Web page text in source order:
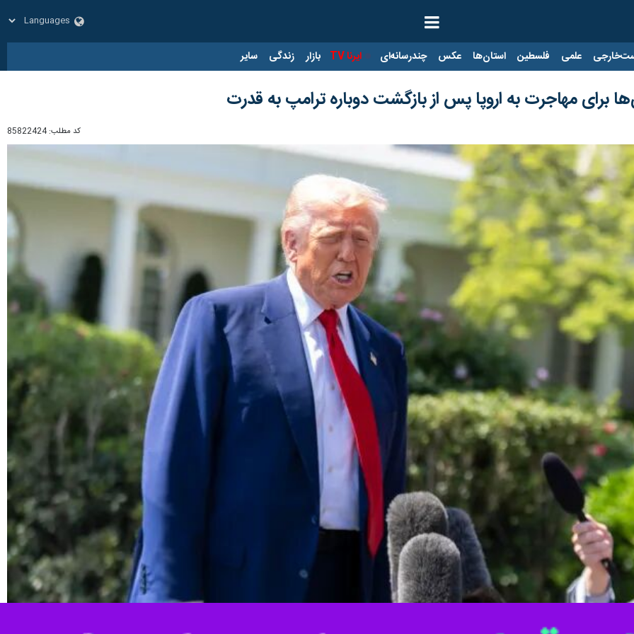
علمی فلسطین استان‌ها عکس چندرسانه‌ای ایرنا TV بازار زندگی سایر
برای مهاجرت به اروپا پس از بازگشت دوباره ترامپ به قدرت
کد مطلب: 85822424